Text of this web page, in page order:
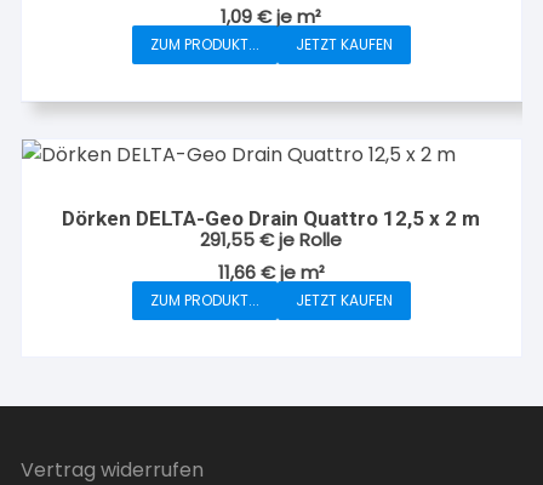
1,09€jem²
ZUM PRODUKT... JETZT KAUFEN
Dörken DELTA-Geo Drain Quattro 12,5 x 2 m
291,55€je Rolle
11,66€jem²
ZUM PRODUKT... JETZT KAUFEN
Vertrag widerrufen